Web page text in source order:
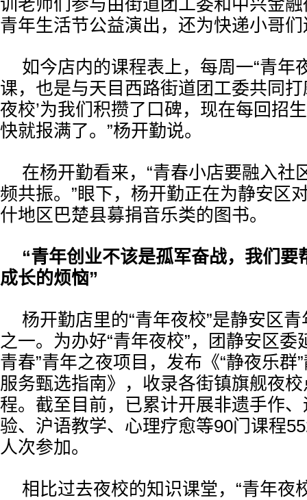
训老师们参与由街道团工委和中兴金
青年生活节公益演出，还为快递小哥
如今店内的课程表上，每周一“青年
课，也是与天目西路街道团工委共同打
夜校’为我们积攒了口碑，现在每回招
快就报满了。”杨开勤说。
在杨开勤看来，“青春小店要融入社
频共振。”眼下，杨开勤正在为静安区
什地区巴楚县募捐音乐类的图书。
“青年创业不该是孤军奋战，我们要
成长的烦恼”
杨开勤店里的“青年夜校”是静安区
之一。为办好“青年夜校”，团静安区委
青春”青年之夜项目，发布《“静夜乐群
服务甄选指南》，收录各街镇旗舰夜
程。截至目前，已累计开展非遗手作
验、沪语教学、心理疗愈等90门课程
人次参加。
相比过去夜校的知识课堂，“青年夜